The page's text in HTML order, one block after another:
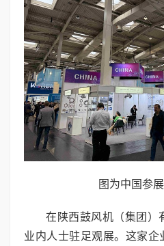
图为中国参
在陕西鼓风机（集团）
业内人士驻足观展。这家企